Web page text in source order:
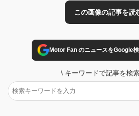
Motor Fan のニュースをGoogle
\ キーワードで記事を検